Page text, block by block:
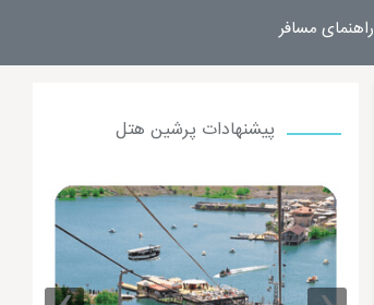
راهنمای مسافر
پیشنهادات پرشین هتل